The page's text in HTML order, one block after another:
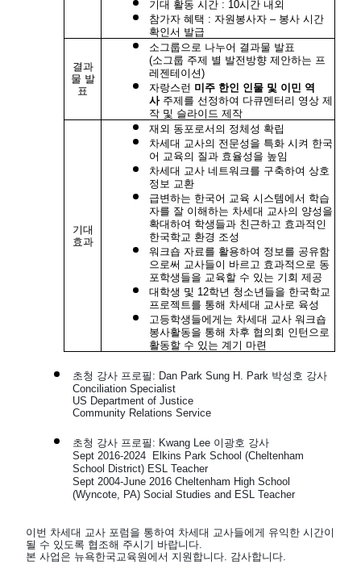
기대 활동 시간 : 10시간 내외
참가자 혜택 : 자원봉사자 – 봉사 시간
확인서 발급
결과
물 발
표
소그룹으로 나누어 결과물 발표
(소그룹 주제 별 발전방향 제안하는 프
레젠테이션)
자랑스런 미주 한인 인물 및 이민 역
사 주제를 선정하여 다큐멘터리 영상 제
작 및 슬라이드 제작
기대
효과
재외 동포로서의 정체성 확립
차세대 교사의 전문성을 특화 시켜 한국
어 교육의 질과 효율성을 높임
차세대 교사 네트워크를 구축하여 상호
정보 교환
급변하는 한국어 교육 시스템에서 학습
자를 잘 이해하는 차세대 교사의 양성을
확대하여 학생들과 친근하고 효과적인
한국학교 환경 조성
워크숍 자료를 활용하여 정보를 공유함
으로써 교사들이 바르고 효과적으로 동
포학생들을 교육할 수 있는 기회 제공
대학생 및 12학년 청소년들을 한국학교
프로젝트를 통해 차세대 교사로 육성
고등학생들에게는 차세대 교사 워크숍
봉사활동을 통해 차후 협의회 인턴으로
활동할 수 있는 계기 마련
초청 강사 프로필: Dan Park Sung H. Park 박성호 강사
Conciliation Specialist
US Department of Justice
Community Relations Service
초청 강사 프로필: Kwang Lee 이광호 강사
Sept 2016-2024 Elkins Park School (Cheltenham
School District) ESL Teacher
Sept 2004-June 2016 Cheltenham High School
(Wyncote, PA) Social Studies and ESL Teacher
이번 차세대 교사 포럼을 통하여 차세대 교사들에게 유익한 시간이
될 수 있도록 협조해 주시기 바랍니다.
본 사업은 뉴욕한국교육원에서 지원합니다. 감사합니다.